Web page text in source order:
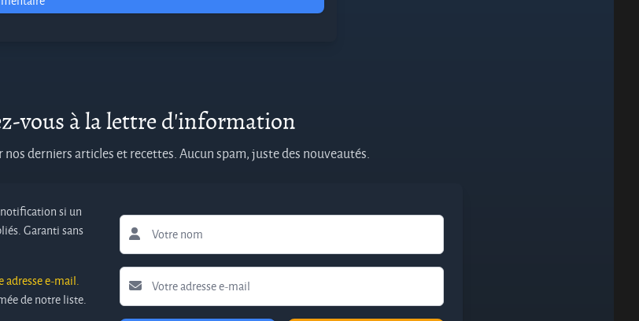
vous à la lettre d'information
nos derniers articles et recettes. Aucun spam, juste des nouveautés.
si un
Garanti sans
adresse e-mail.
de notre liste.